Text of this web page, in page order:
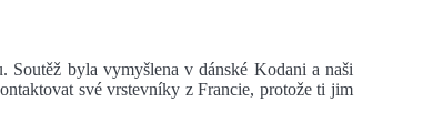
byla vymyšlena v dánské Kodani a naši
své vrstevníky z Francie, protože ti jim